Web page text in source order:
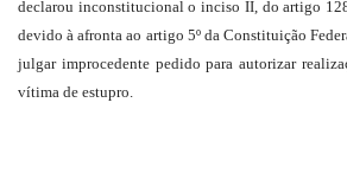
declarou inconstitucional o inciso II, do artigo
devido à afronta ao artigo 5º da Constituição
julgar improcedente pedido para autorizar
vítima de estupro.